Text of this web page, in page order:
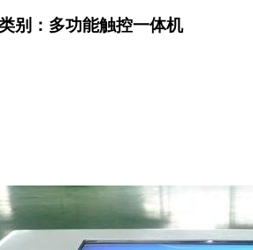
别：多功能触控一体机